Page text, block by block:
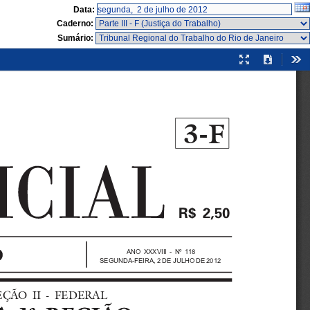
Data:
Caderno:
Sumário:
Modo
de
Download
II  -  FEDERAL

ANO XXXVIII - Nº 118
SEGUNDA-FEIRA, 2 DE JULHO DE 2012
3-F